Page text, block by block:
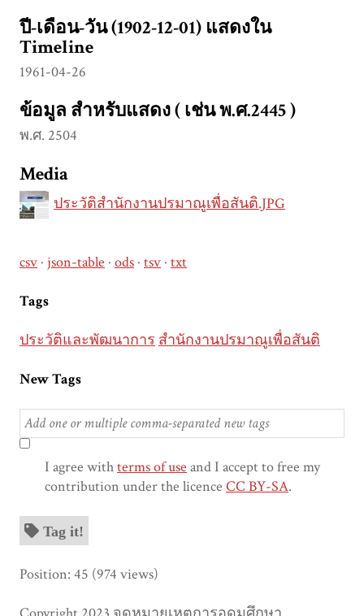
ปี-เดือน-วัน (1902-12-01) แสดงใน
Timeline
1961-04-26
ข้อมูล สำหรับแสดง ( เช่น พ.ศ.2445 )
พ.ศ. 2504
Media
ประวัติสำนักงานปรมาณูเพื่อสันติ.JPG
csv json-table ods tsv txt
Tags
ประวัติและพัฒนาการ สำนักงานปรมาณูเพื่อสันติ
New Tags
I agree withterms of use and I accept to free my
contribution under the licence CC BY-SA.
Tag it!
Position: 45 (974 views)